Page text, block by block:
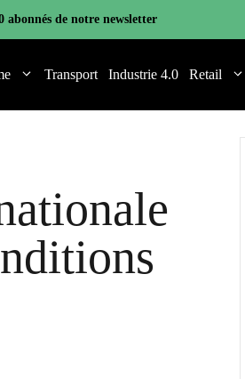
abonnés de notre newsletter
Transport Industrie 4.0 Retail